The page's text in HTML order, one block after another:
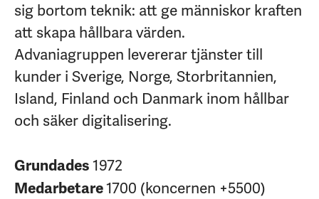
sig bortom teknik: att ge människor kraften
att skapa hållbara värden.
Advaniagruppen levererar tjänster till
kunder i Sverige, Norge, Storbritannien,
Island, Finland och Danmark inom hållbar
och säker digitalisering.
Grundades1972
Medarbetare1700 (koncernen +5500)